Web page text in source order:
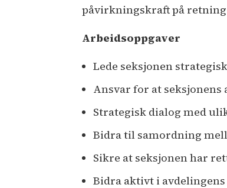
påvirkningskraft på
Arbeidsoppgaver
Lede seksjonen
Ansvar for at
Strategisk dialog med
Bidra til samordning
Sikre at seksjonen har
Bidra aktivt i